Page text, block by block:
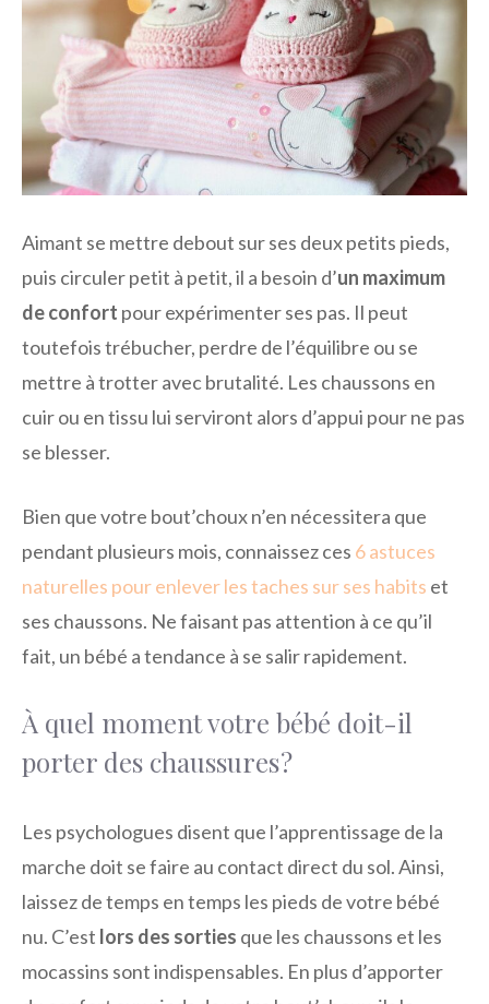
Aimant se mettre debout sur ses deux petits pieds,
puis circuler petit à petit, il a besoin d’un maximum
de confort pour expérimenter ses pas. Il peut
toutefois trébucher, perdre de l’équilibre ou se
mettre à trotter avec brutalité. Les chaussons en
cuir ou en tissu lui serviront alors d’appui pour ne pas
se blesser.
Bien que votre bout’choux n’en nécessitera que
pendant plusieurs mois, connaissez ces 6 astuces
naturelles pour enlever les taches sur ses habits et
ses chaussons. Ne faisant pas attention à ce qu’il
fait, un bébé a tendance à se salir rapidement.
À quel moment votre bébé doit-il
porter des chaussures ?
Les psychologues disent que l’apprentissage de la
marche doit se faire au contact direct du sol. Ainsi,
laissez de temps en temps les pieds de votre bébé
nu. C’est lors des sorties que les chaussons et les
mocassins sont indispensables. En plus d’apporter